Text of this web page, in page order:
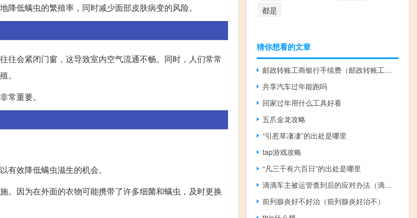
低螨虫的繁殖率，同时减少面部皮肤病变的风险。
往会紧闭门窗，这导致室内空气流通不畅。同时，人们常常
。
常重要。
效降低螨虫滋生的机会。
。因为在外面的衣物可能携带了许多细菌和螨虫，及时更换
都是
猜你想看的文章
邮政转账工商银行手续费（邮政转账工商银行手续费多少）
共享汽车过年能跑吗
回家过年用什么工具好看
五爪金龙攻略
“引惹草凄凄”的出处是哪里
tap游戏攻略
“凡三千有六百日”的出处是哪里
滴滴车主被运管查到后的应对办法（滴滴车主被运管抓到了怎么处理?）
前列腺炎好不好治（前列腺炎好治不）